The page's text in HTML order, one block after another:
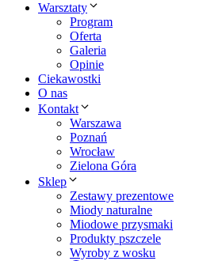
Warsztaty
Program
Oferta
Galeria
Opinie
Ciekawostki
O nas
Kontakt
Warszawa
Poznań
Wrocław
Zielona Góra
Sklep
Zestawy prezentowe
Miody naturalne
Miodowe przysmaki
Produkty pszczele
Wyroby z wosku